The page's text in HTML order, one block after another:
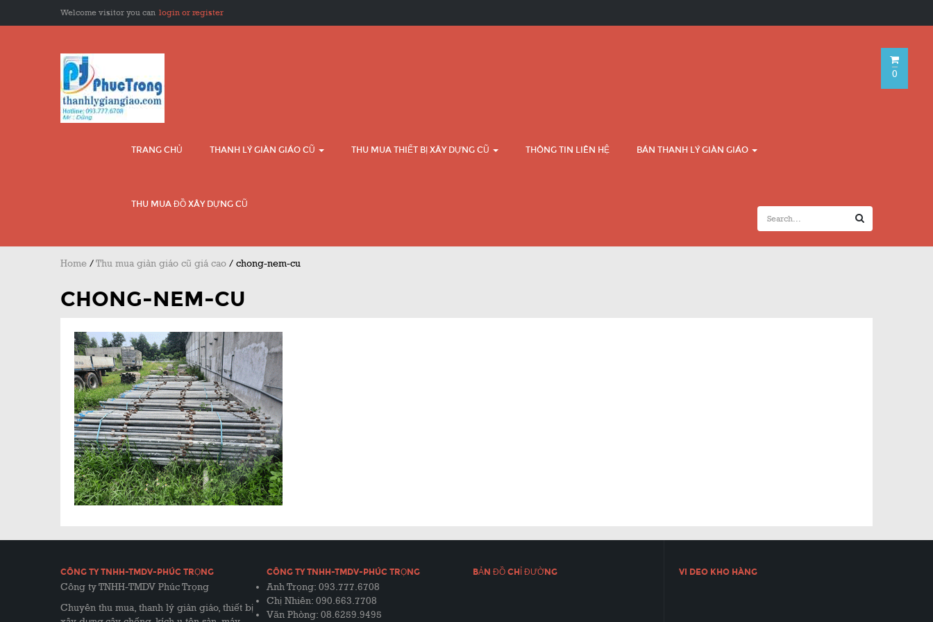
Welcome visitor you can login or register
TRANG CHỦ THANH LÝ GIÀN GIÁO CŨ THU MUA THIẾT BỊ XÂY DỰNG CŨ THÔNG TIN LIÊN HỆ BÁN THANH LÝ GIÀN GIÁO
THU MUA ĐỒ XÂY DỰNG CŨ
0
Home /Thu mua giàn giáo cũ giá cao / chong-nem-cu
CHONG-NEM-CU
CÔNG TY TNHH-TMDV-PHÚC TRỌNG
Công ty TNHH-TMDV Phúc Trọng
Chuyên thu mua, thanh lý giàn giáo, thiết bị
CÔNG TY TNHH-TMDV-PHÚC TRỌNG
Anh Trọng: 093.777.6708
Chị Nhiên: 090.663.7708
Văn Phòng: 08.6259.9495
BẢN ĐỒ CHỈ ĐƯỜNG VI DEO KHO HÀNG